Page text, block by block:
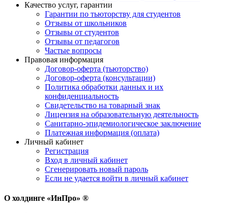
Качество услуг, гарантии
Гарантии по тьюторству для студентов
Отзывы от школьников
Отзывы от студентов
Отзывы от педагогов
Частые вопросы
Правовая информация
Договор-оферта (тьюторство)
Договор-оферта (консультации)
Политика обработки данных и их
конфиденциальность
Свидетельство на товарный знак
Лицензия на образовательную деятельность
Санитарно-эпидемиологическое заключение
Платежная информация (оплата)
Личный кабинет
Регистрация
Вход в личный кабинет
Сгенерировать новый пароль
Если не удается войти в личный кабинет
О холдинге «ИнПро» ®